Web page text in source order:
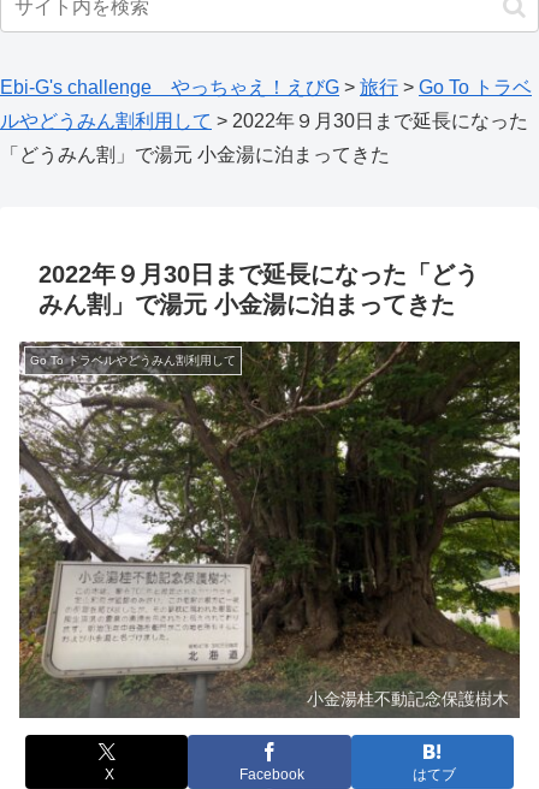
Ebi-G's challenge やっちゃえ！えびG > 旅行 > Go To トラベ
ルやどうみん割利用して > 2022年９月30日まで延長になった
「どうみん割」で湯元 小金湯に泊まってきた
2022年９月30日まで延長になった「どう
みん割」で湯元 小金湯に泊まってきた
Go To トラベルやどうみん割利用して
小金湯桂不動記念保護樹木
X Facebook はてブ